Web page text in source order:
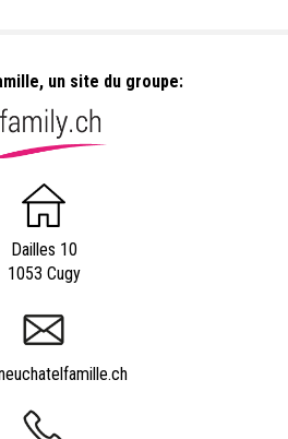
un site du groupe:
Dailles 10
1053 Cugy